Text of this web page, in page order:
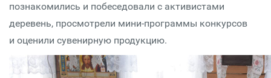
познакомились и побеседовали с активистами
деревень, просмотрели мини-программы конкурсов
и оценили сувенирную продукцию.